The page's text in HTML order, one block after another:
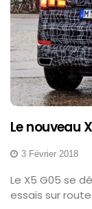
Le nouveau
3 Février 2018
Le X5 G05 se
essais sur